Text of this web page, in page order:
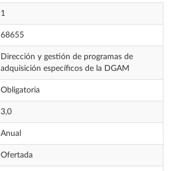
1
68655
Dirección y gestión de programas de
adquisición específicos de la DGAM
Obligatoria
3,0
Anual
Ofertada